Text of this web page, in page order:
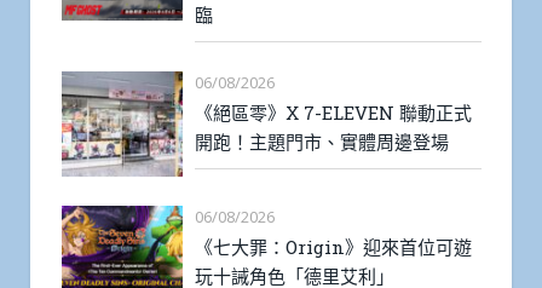
臨
06/08/2026
《絕區零》X 7-ELEVEN 聯動正式
開跑！主題門市、實體周邊登場
06/08/2026
《七大罪：Origin》迎來首位可遊
玩十誡角色「德里艾利」